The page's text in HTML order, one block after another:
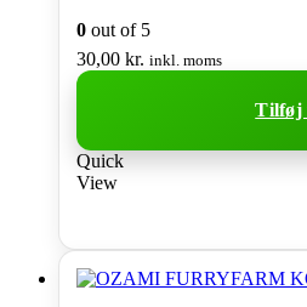
0 out of 5
30,00 kr. inkl. moms
Tilføj
Quick
View